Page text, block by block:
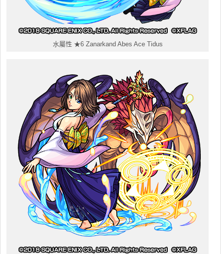
水屬性 ★6 Zanarkand Abes Ace Tidus